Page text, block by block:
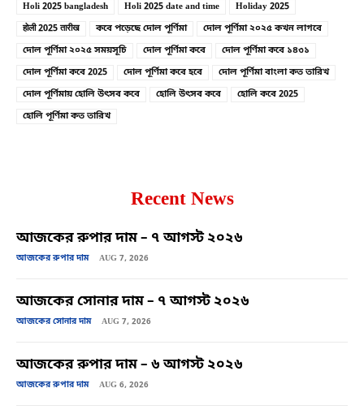
Holi 2025 bangladesh
Holi 2025 date and time
Holiday 2025
होली 2025 तारीख
কবে পড়েছে দোল পূর্ণিমা
দোল পূর্ণিমা ২০২৫ কখন লাগবে
দোল পূর্ণিমা ২০২৫ সময়সূচি
দোল পূর্ণিমা কবে
দোল পূর্ণিমা কবে ১৪৩১
দোল পূর্ণিমা কবে 2025
দোল পূর্ণিমা কবে হবে
দোল পূর্ণিমা বাংলা কত তারিখ
দোল পূর্ণিমায় হোলি উৎসব কবে
হোলি উৎসব কবে
হোলি কবে 2025
হোলি পূর্ণিমা কত তারিখ
Recent News
আজকের রুপার দাম – ৭ আগস্ট ২০২৬
আজকের রুপার দাম AUG 7, 2026
আজকের সোনার দাম – ৭ আগস্ট ২০২৬
আজকের সোনার দাম AUG 7, 2026
আজকের রুপার দাম – ৬ আগস্ট ২০২৬
আজকের রুপার দাম AUG 6, 2026